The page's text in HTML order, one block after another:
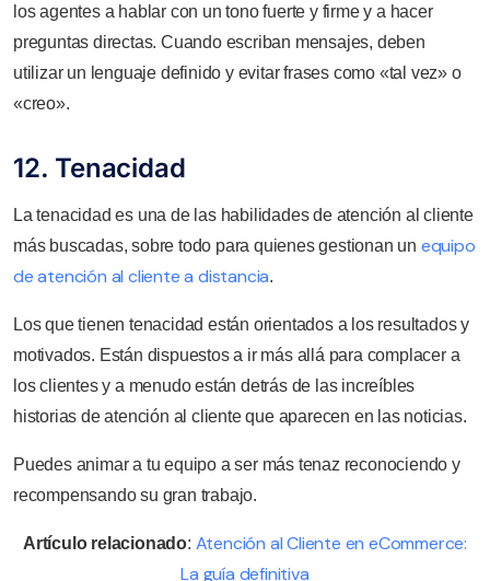
los agentes a hablar con un tono fuerte y firme y a hacer
preguntas directas. Cuando escriban mensajes, deben
utilizar un lenguaje definido y evitar frases como «tal vez» o
«creo».
12. Tenacidad
La tenacidad es una de las habilidades de atención al cliente
más buscadas, sobre todo para quienes gestionan un equipo
de atención al cliente a distancia.
Los que tienen tenacidad están orientados a los resultados y
motivados. Están dispuestos a ir más allá para complacer a
los clientes y a menudo están detrás de las increíbles
historias de atención al cliente que aparecen en las noticias.
Puedes animar a tu equipo a ser más tenaz reconociendo y
recompensando su gran trabajo.
Artículo relacionado: Atención al Cliente en eCommerce:
La guía definitiva